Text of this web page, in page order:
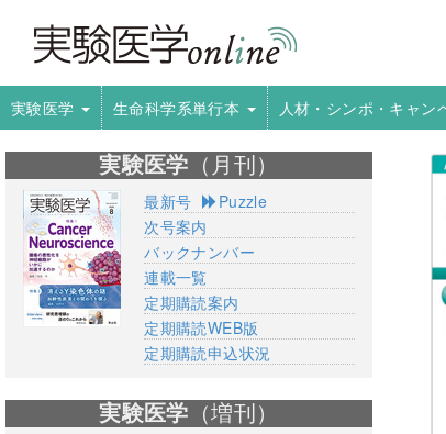
実験医学 生命科学系単行本 人材・シンポ・キャン
実験医学 （月刊）
最新号
Puzzle
次号案内
バックナンバー
連載一覧
定期購読案内
定期購読WEB版
定期購読申込状況
実験医学 （増刊）